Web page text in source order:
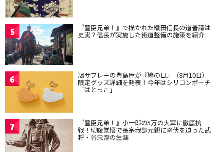
5 『豊臣兄弟！』で描かれた織田信長の道普請は
史実？信長が実施した街道整備の施策を紹介
6 鳩サブレーの豊島屋が『鳩の日』（8月10日）
限定グッズ詳細を発表！今年はシリコンポーチ
「はとっこ」
7 『豊臣兄弟！』小一郎の5万の大軍に徹底抗
戦！切腹覚悟で長宗我部元親に降伏を迫った武
将・谷忠澄の生涯